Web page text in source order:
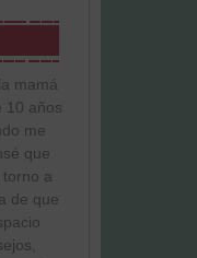
mamá
10 años
me
que
a
de que